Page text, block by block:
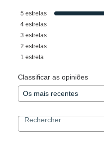
5 estrelas
4 estrelas
3 estrelas
2 estrelas
1 estrela
Classificar as opiniões